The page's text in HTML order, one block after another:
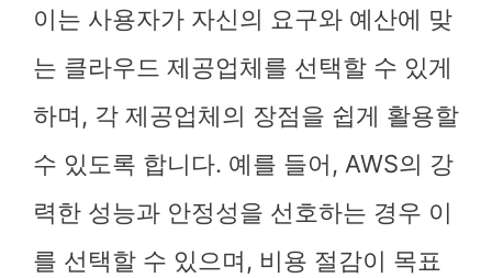
이는 사용자가 자신의 요구와 예산에 맞
는 클라우드 제공업체를 선택할 수 있게
하며, 각 제공업체의 장점을 쉽게 활용할
수 있도록 합니다. 예를 들어, AWS의 강
력한 성능과 안정성을 선호하는 경우 이
를 선택할 수 있으며, 비용 절감이 목표